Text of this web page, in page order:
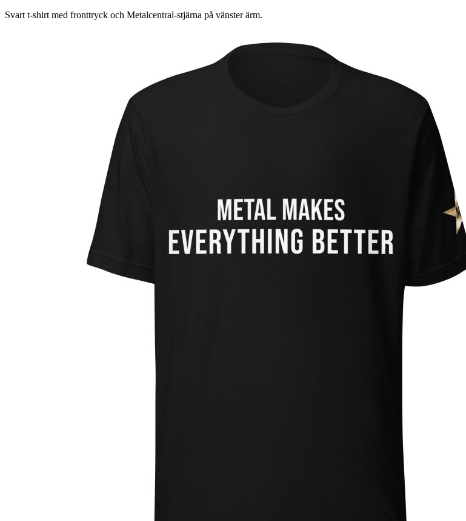
Svart t-shirt med fronttryck och Metalcentral-stjärna på vänster ärm.